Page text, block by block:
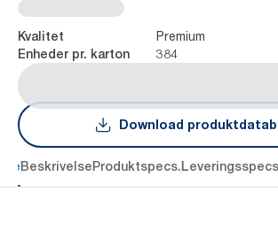
Kvalitet Premium
Enheder pr. karton 384
Download
BeskrivelseProduktspecs.